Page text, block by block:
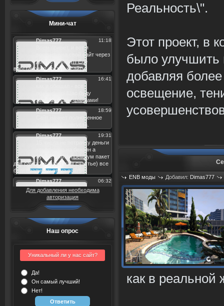
Мини-чат
Для добавления необходима
авторизация
Наш опрос
Уникальный ли у нас сайт?
Да!
Он самый лучший!
Нет!
Реальность\".
Этот проект, в
было улучшить
добавляя
освещение,
ENB моды Добавил: Dimas777
Просмотров: 1287
как в реальной